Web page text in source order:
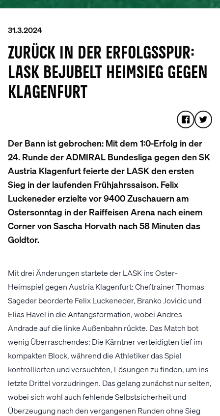
31.3.2024
ZURÜCK IN DER ERFOLGSSPUR:
LASK BEJUBELT HEIMSIEG GEGEN
KLAGENFURT
Der Bann ist gebrochen: Mit dem 1:0-Erfolg in der
24. Runde der ADMIRAL Bundesliga gegen den SK
Austria Klagenfurt feierte der LASK den ersten
Sieg in der laufenden Frühjahrssaison. Felix
Luckeneder erzielte vor 9400 Zuschauern am
Ostersonntag in der Raiffeisen Arena nach einem
Corner von Sascha Horvath nach 58 Minuten das
Goldtor.
Mit drei Änderungen startete der LASK ins Oster-
Heimspiel gegen Austria Klagenfurt: Cheftrainer Thomas
Sageder beorderte Felix Luckeneder, Branko Jovicic und
Elias Havel in die Anfangsformation, wobei Andres
Andrade auf die linke Außenbahn rückte. Das Match bot
wenig Überraschendes: Die Kärntner verteidigten tief im
kompakten Block, während die Athletiker das Spiel
kontrollierten und versuchten, Lösungen zu finden, um ins
letzte Drittel vorzudringen. Das gelang zunächst nur selten,
wobei sich wohl auch fehlende Selbstsicherheit und
Überzeugung nach den vergangenen Runden ohne Sieg